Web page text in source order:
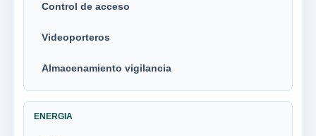
Control de acceso
Videoporteros
Almacenamiento vigilancia
ENERGIA